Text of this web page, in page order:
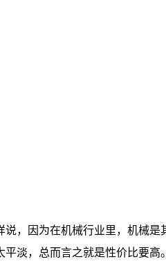
说，因为在机械行业里，机械
淡，总而言之就是性价比要高。